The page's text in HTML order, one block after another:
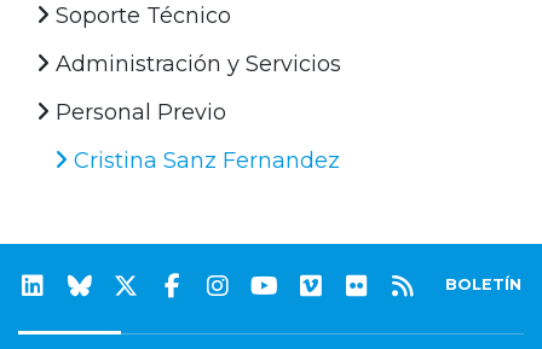
Soporte Técnico
Administración y Servicios
Personal Previo
Cristina Sanz Fernandez
BOLETÍN